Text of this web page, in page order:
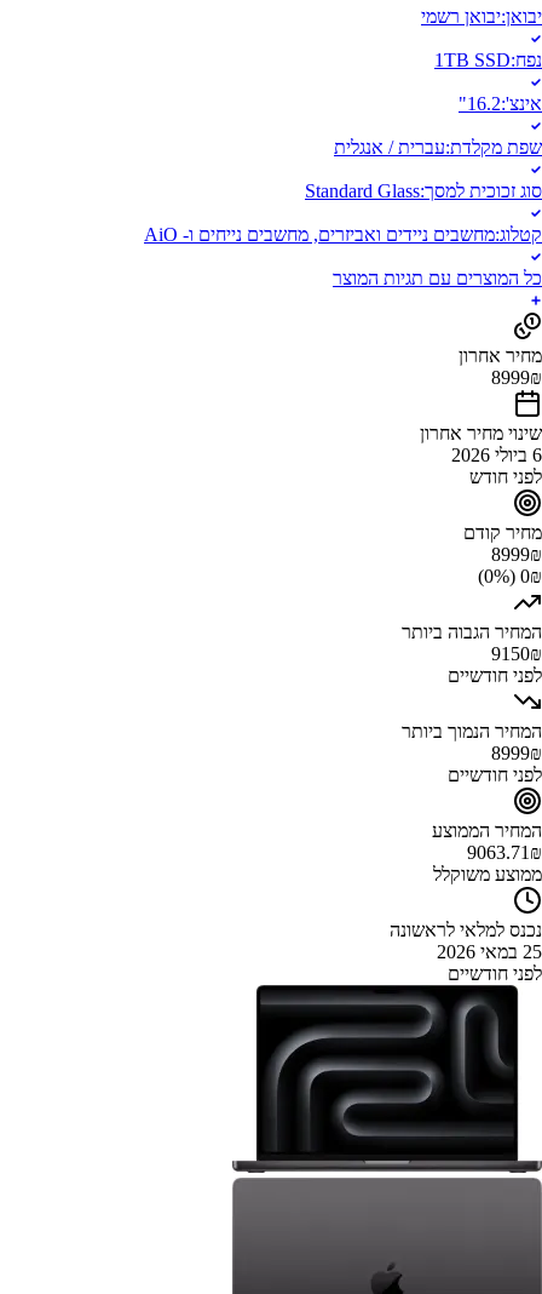
יבואן:יבואן רשמי
נפח:
1TB SSD
אינצ':
16.2"
שפת מקלדת:עברית / אנגלית
סוג זכוכית למסך:
Standard Glass
קטלוג:מחשבים ניידים ואביזרים, מחשבים נייחים ו- AiO
כל המוצרים עם תגיות המוצר
מחיר אחרון
8999₪
שינוי מחיר אחרון
6 ביולי 2026
לפני חודש
מחיר קודם
8999₪
0₪ (0%)
המחיר הגבוה ביותר
9150₪
לפני חודשיים
המחיר הנמוך ביותר
8999₪
לפני חודשיים
המחיר הממוצע
9063.71 ₪
ממוצע משוקלל
נכנס למלאי לראשונה
25 במאי 2026
לפני חודשיים